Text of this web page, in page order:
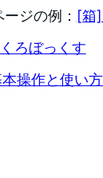
ジの例： [箱
ろぼっくす
操作と使い